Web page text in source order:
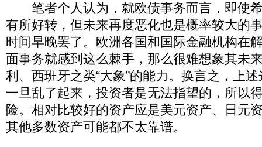
笔者个人认为，就欧债事务而言，即使
有所好转，但未来再度恶化也是概率较大的
时间早晚罢了。欧洲各国和国际金融机构在
面事务就感到这么棘手，那么很难想象其未
利、西班牙之类“大象”的能力。换言之，上
一旦乱了起来，投资者是无法指望的，所以
险。相对比较好的资产应是美元资产、日元
其他多数资产可能都不太靠谱。